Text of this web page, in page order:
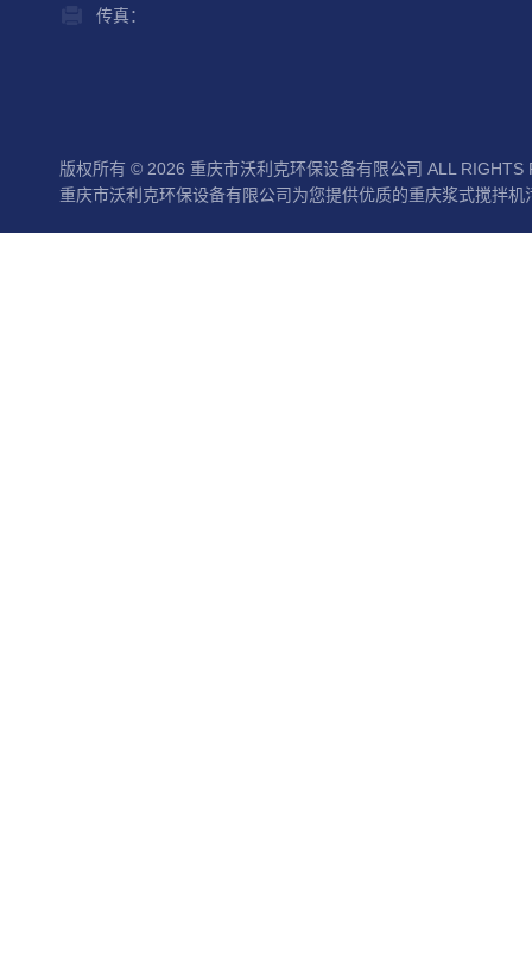
传真：
版权所有 © 2026 重庆市沃利克环保设备有限公司 ALL RIGHTS
重庆市沃利克环保设备有限公司为您提供优质的重庆浆式搅拌